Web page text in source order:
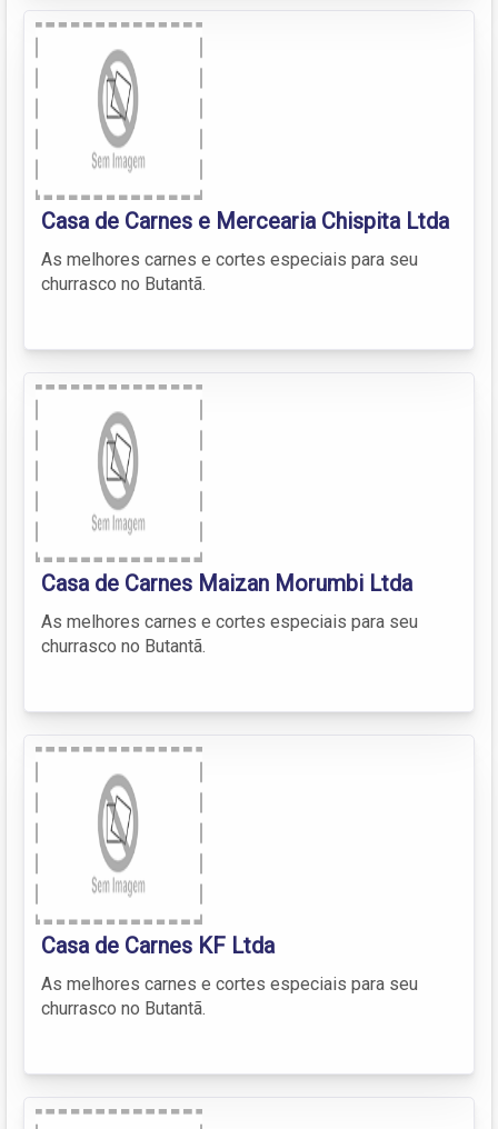
Casa de Carnes e Mercearia Chispita Ltda
As melhores carnes e cortes especiais para seu
churrasco no Butantã.
Casa de Carnes Maizan Morumbi Ltda
As melhores carnes e cortes especiais para seu
churrasco no Butantã.
Casa de Carnes KF Ltda
As melhores carnes e cortes especiais para seu
churrasco no Butantã.